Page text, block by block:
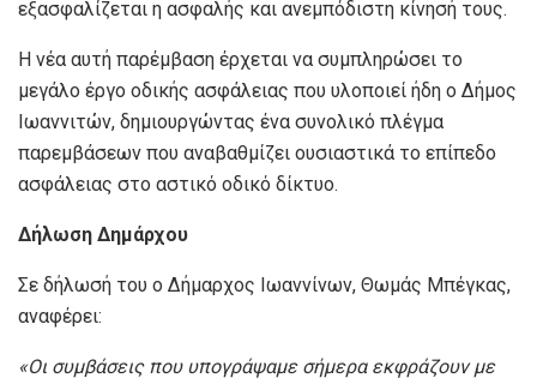
εξασφαλίζεται η ασφαλής και ανεμπόδιστη κίνησή τους.
Η νέα αυτή παρέμβαση έρχεται να συμπληρώσει το
μεγάλο έργο οδικής ασφάλειας που υλοποιεί ήδη ο Δήμος
Ιωαννιτών, δημιουργώντας ένα συνολικό πλέγμα
παρεμβάσεων που αναβαθμίζει ουσιαστικά το επίπεδο
ασφάλειας στο αστικό οδικό δίκτυο.
Δήλωση Δημάρχου
Σε δήλωσή του ο Δήμαρχος Ιωαννίνων, Θωμάς Μπέγκας,
αναφέρει:
«Οι συμβάσεις που υπογράψαμε σήμερα εκφράζουν με